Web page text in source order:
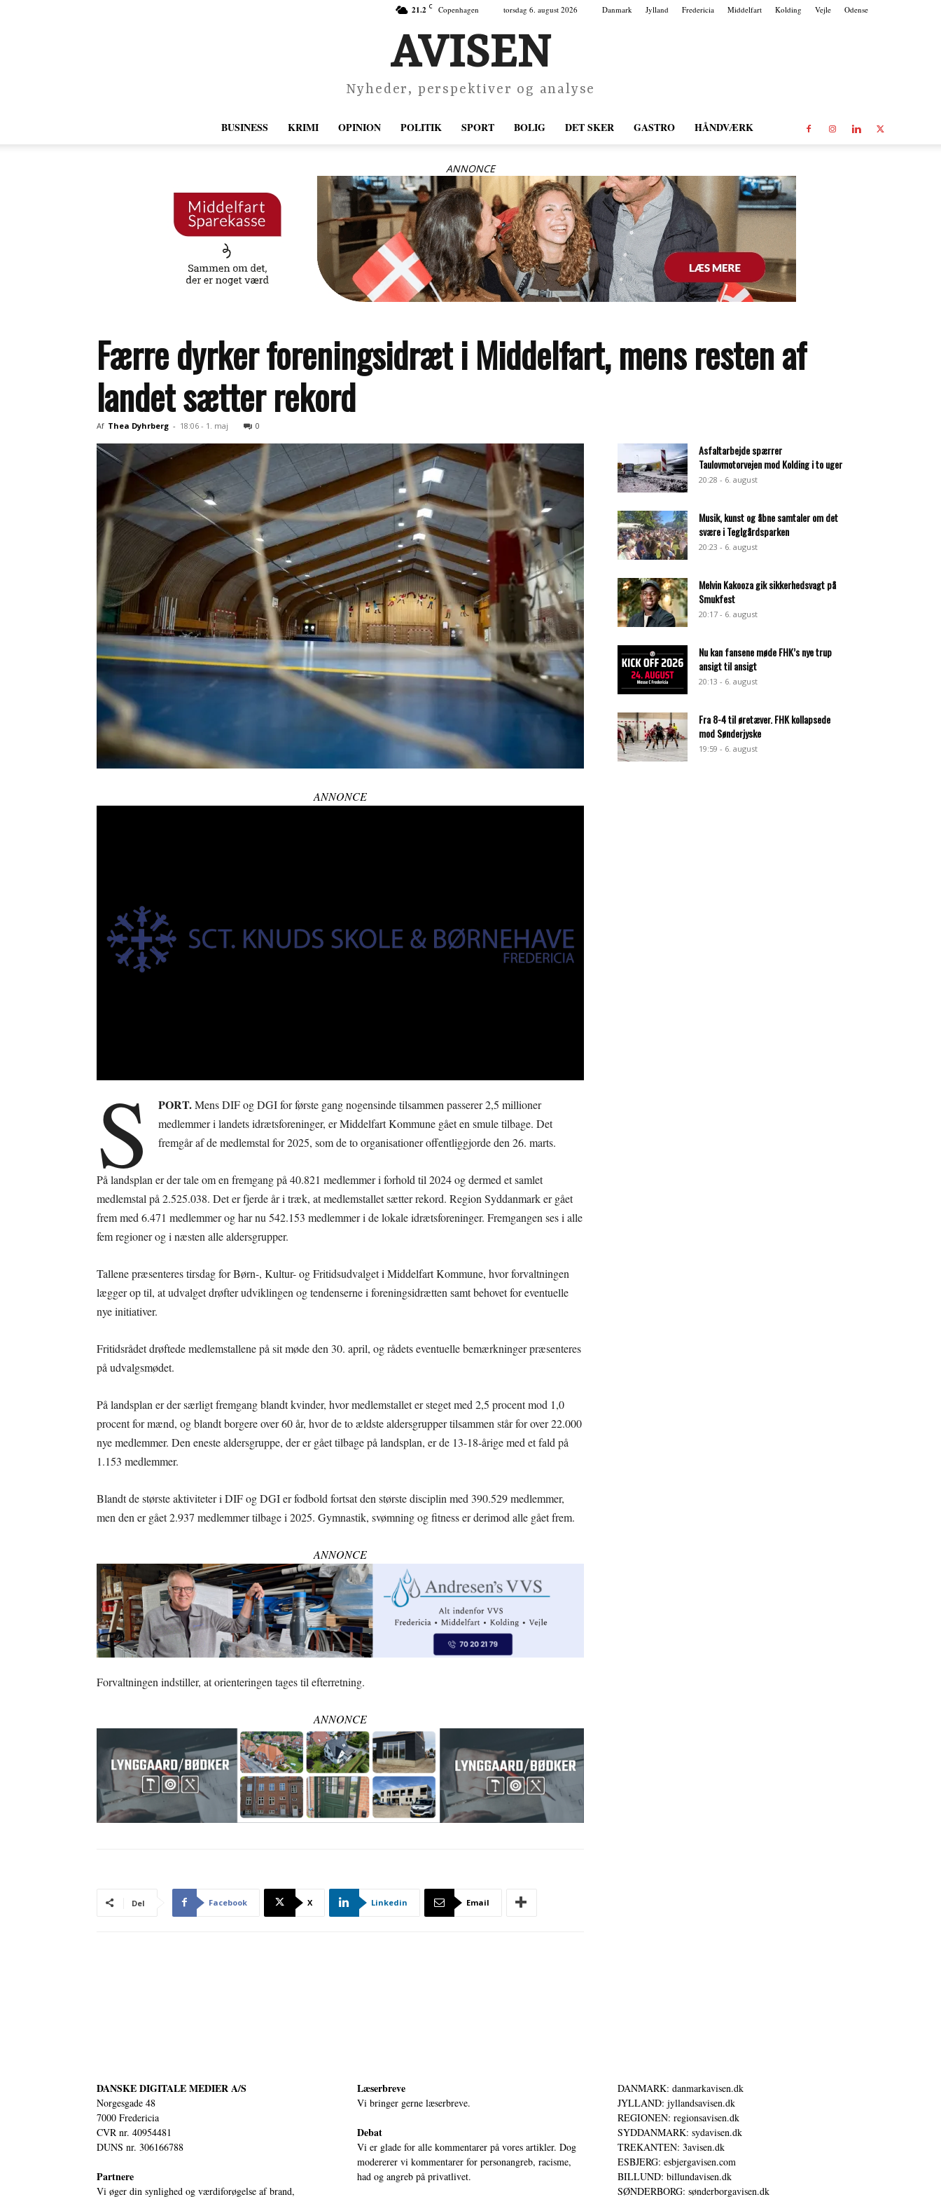
21.2 C Copenhagen torsdag 6. august 2026 Danmark Jylland Fredericia Middelfart Kolding Vejle Odense
AVISEN
Nyheder, perspektiver og analyse
BUSINESS KRIMI OPINION POLITIK SPORT BOLIG DET SKER GASTRO HÅNDVÆRK
ANNONCE
Færre dyrker foreningsidræt i Middelfart, mens resten af
landet sætter rekord
Af Thea Dyhrberg - 18:06 - 1. maj 0
ANNONCE
S PORT.Mens DIF og DGI for første gang nogensinde tilsammen passerer 2,5 millioner
medlemmer i landets idrætsforeninger, er Middelfart Kommune gået en smule tilbage. Det
fremgår af de medlemstal for 2025, som de to organisationer offentliggjorde den 26. marts.
På landsplan er der tale om en fremgang på 40.821 medlemmer i forhold til 2024 og dermed et samlet
medlemstal på 2.525.038. Det er fjerde år i træk, at medlemstallet sætter rekord. Region Syddanmark er gået
frem med 6.471 medlemmer og har nu 542.153 medlemmer i de lokale idrætsforeninger. Fremgangen ses i alle
fem regioner og i næsten alle aldersgrupper.
Tallene præsenteres tirsdag for Børn-, Kultur- og Fritidsudvalget i Middelfart Kommune, hvor forvaltningen
lægger op til, at udvalget drøfter udviklingen og tendenserne i foreningsidrætten samt behovet for eventuelle
nye initiativer.
Fritidsrådet drøftede medlemstallene på sit møde den 30. april, og rådets eventuelle bemærkninger præsenteres
på udvalgsmødet.
På landsplan er der særligt fremgang blandt kvinder, hvor medlemstallet er steget med 2,5 procent mod 1,0
procent for mænd, og blandt borgere over 60 år, hvor de to ældste aldersgrupper tilsammen står for over 22.000
nye medlemmer. Den eneste aldersgruppe, der er gået tilbage på landsplan, er de 13-18-årige med et fald på
1.153 medlemmer.
Blandt de største aktiviteter i DIF og DGI er fodbold fortsat den største disciplin med 390.529 medlemmer,
men den er gået 2.937 medlemmer tilbage i 2025. Gymnastik, svømning og fitness er derimod alle gået frem.
ANNONCE
Forvaltningen indstiller, at orienteringen tages til efterretning.
ANNONCE
Del Facebook X Linkedin Email
Asfaltarbejde spærrer
Taulovmotorvejen mod Kolding i to uger
20:28 - 6. august
Musik, kunst og åbne samtaler om det
svære i Teglgårdsparken
20:23 - 6. august
Melvin Kakooza gik sikkerhedsvagt på
Smukfest
20:17 - 6. august
Nu kan fansene møde FHK’s nye trup
ansigt til ansigt
20:13 - 6. august
Fra 8-4 til øretæver. FHK kollapsede
mod Sønderjyske
19:59 - 6. august
DANSKE DIGITALE MEDIER A/S
Norgesgade 48
7000 Fredericia
CVR nr. 40954481
DUNS nr. 306166788
Partnere
Vi øger din synlighed og værdiforøgelse af brand,
Læserbreve
Vi bringer gerne læserbreve.
Debat
Vi er glade for alle kommentarer på vores artikler. Dog
modererer vi kommentarer for personangreb, racisme,
had og angreb på privatlivet.
DANMARK: danmarkavisen.dk
JYLLAND: jyllandsavisen.dk
REGIONEN: regionsavisen.dk
SYDDANMARK: sydavisen.dk
TREKANTEN: 3avisen.dk
ESBJERG: esbjergavisen.com
BILLUND: billundavisen.dk
SØNDERBORG: sønderborgavisen.dk